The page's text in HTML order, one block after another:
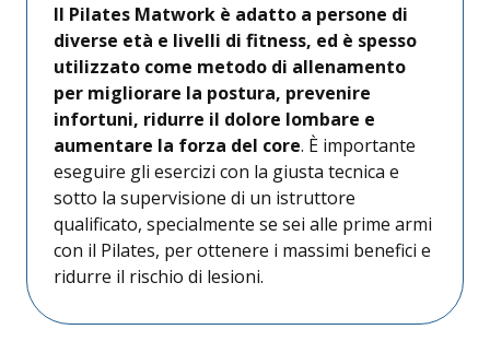
Il Pilates Matwork è adatto a persone di
diverse età e livelli di fitness, ed è spesso
utilizzato come metodo di allenamento
per migliorare la postura, prevenire
infortuni, ridurre il dolore lombare e
aumentare la forza del core. È importante
eseguire gli esercizi con la giusta tecnica e
sotto la supervisione di un istruttore
qualificato, specialmente se sei alle prime armi
con il Pilates, per ottenere i massimi benefici e
ridurre il rischio di lesioni.